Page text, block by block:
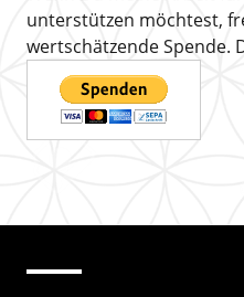
unterstützen möchtest,
wertschätzende Spende.